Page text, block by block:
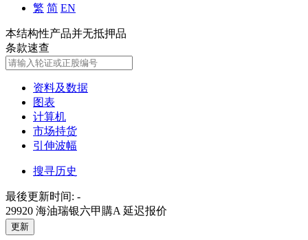
繁 简 EN
本结构性产品并无抵押品
条款速查
资料及数据
图表
计算机
市场持货
引伸波幅
搜寻历史
最後更新时间: -
29920 海油瑞银六甲購A 延迟报价
更新